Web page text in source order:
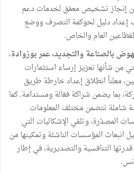
من إنجاز تشخيص معمّق لخدمات دعم
إعداد دليل لحوكمة التصرف ووضع
العام والخاص.
بالصناعة والتجديد، عمر بوزوادة،
من شأنها تعزيز إرساء استثمارات
معلناً انطلاق إعداد خارطة طريق
بما يضمن شراكة فعّالة ومستدامة. كما
شاملة تتضمن مختلف المعلومات
المصدّرة، وتلقي الإشكاليات التي
انبعاث المؤسسات الناشئة وتمكينها من
التنافسية والتصديرية، في إطار